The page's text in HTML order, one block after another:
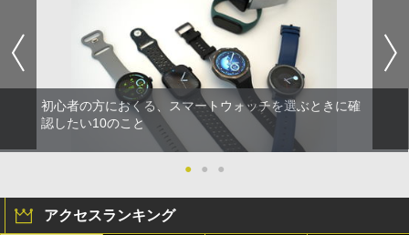
初心者の方におくる、スマートウォッチを選ぶときに確
認したい10のこと
● ● ●
アクセスランキング